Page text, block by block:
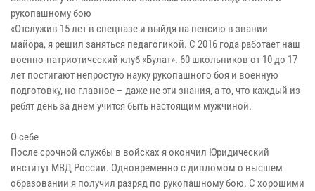
рукопашному бою
«Отслужив 15 лет в спецназе и выйдя на пенсию в звании
майора, я решил заняться педагогикой. С 2016 года работает наш
военно-патриотический клуб «Булат». 60 школьников от 10 до 17
лет постигают непростую науку рукопашного боя и военную
подготовку, но главное – даже не эти знания, а то, что каждый из
ребят день за днем учится быть настоящим мужчиной.
О себе
После срочной службы в войсках я окончил Юридический
институт МВД России. Одновременно с дипломом о высшем
образовании я получил разряд по рукопашному бою. С хорошими